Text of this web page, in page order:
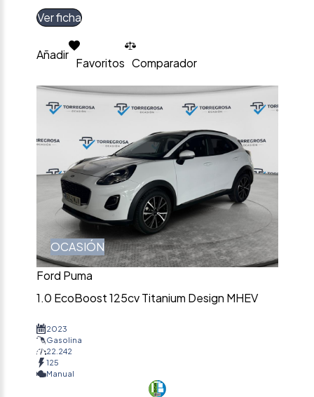
Ver ficha
Añadir
Favoritos Comparador
OCASIÓN
Ford Puma
1.0 EcoBoost 125cv Titanium Design MHEV
2023
Gasolina
22.242
125
Manual